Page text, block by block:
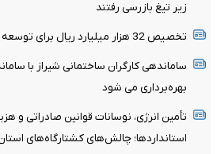
زیر تیغ بازرسی رفتند
تخصیص 32 هزار میلیارد ریال برای توسعه زیرساخت‌های آبی استان
ساماندهی کارگران ساختمانی شیراز با
بهره‌برداری می شود
تأمین انرژی، نوسانات قوانین صادراتی و
استانداردها؛ چالش‌های کشتارگاه‌های